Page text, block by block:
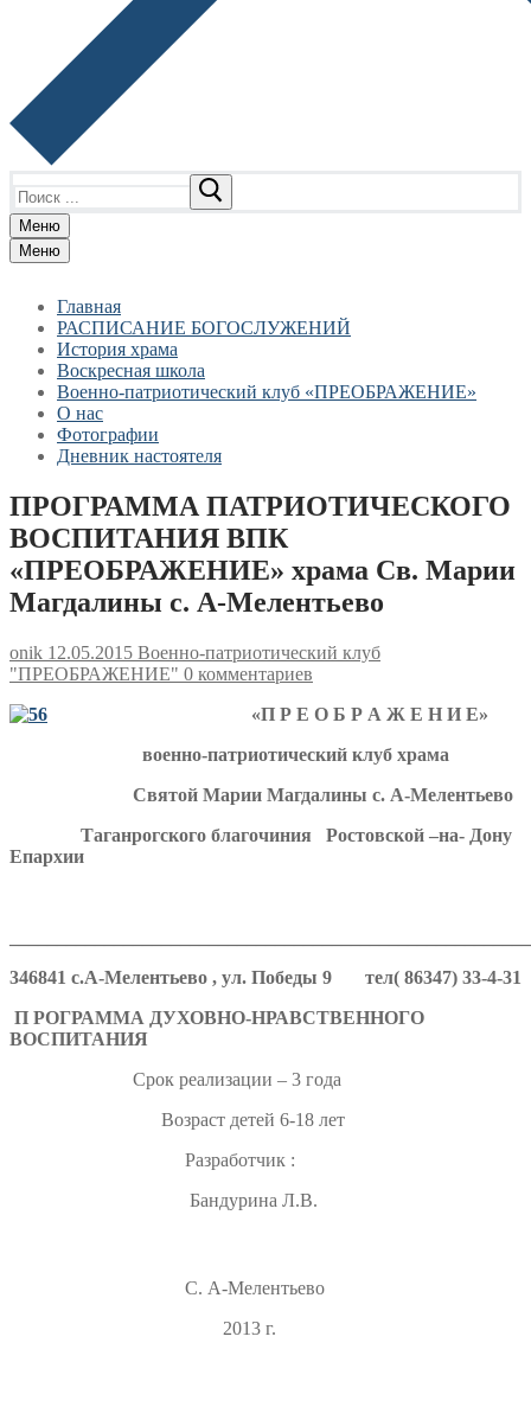
Меню
Меню
Главная
РАСПИСАНИЕ БОГОСЛУЖЕНИЙ
История храма
Воскресная школа
Военно-патриотический клуб «ПРЕОБРАЖЕНИЕ»
О нас
Фотографии
Дневник настоятеля
ПРОГРАММА ПАТРИОТИЧЕСКОГО
ВОСПИТАНИЯ ВПК
«ПРЕОБРАЖЕНИЕ» храма Св. Марии
Магдалины с. А-Мелентьево
onik 12.05.2015 Военно-патриотический клуб
"ПРЕОБРАЖЕНИЕ" 0 комментариев
«П Р Е О Б Р А Ж Е Н И Е»
военно-патриотический клуб храма
Святой Марии Магдалины с. А-Мелентьево
Таганрогского благочиния Ростовской –на- Дону
Епархии
346841 с.А-Мелентьево , ул. Победы 9 тел( 86347) 33-4-31
П РОГРАММА ДУХОВНО-НРАВСТВЕННОГО
ВОСПИТАНИЯ
Срок реализации – 3 года
Возраст детей 6-18 лет
Разработчик :
Бандурина Л.В.
С. А-Мелентьево
2013 г.